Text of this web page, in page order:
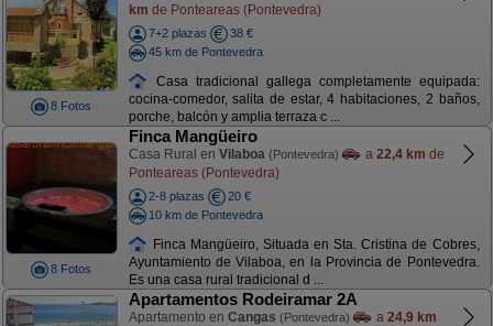
8 Fotos
km de Ponteareas (Pontevedra)
7+2 plazas
38 €
45 km de Pontevedra
Casa tradicional gallega completamente equipada:
cocina-comedor, salita de estar, 4 habitaciones, 2 baños,
porche, balcón y amplia terraza c ...
8 Fotos
Finca Mangüeiro
Casa Rural en Vilaboa (Pontevedra) a 22,4 km de
Ponteareas (Pontevedra)
2-8 plazas
20 €
10 km de Pontevedra
Finca Mangüeiro, Situada en Sta. Cristina de Cobres,
Ayuntamiento de Vilaboa, en la Provincia de Pontevedra.
Es una casa rural tradicional d ...
Apartamentos Rodeiramar 2A
Apartamento en Cangas (Pontevedra) a 24,9 km